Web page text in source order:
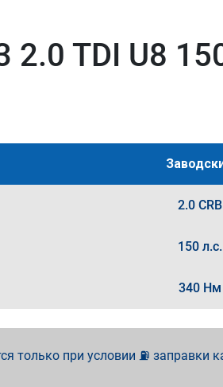
2.0 TDI U8
2.0 CRB
150 л.с.
340 Нм
только при условии ⛽ заправки